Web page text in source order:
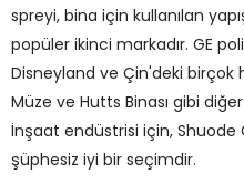
spreyi, bina için kullanılan
popüler ikinci markadır. GE
Disneyland ve Çin'deki birçok
Müze ve Hutts Binası gibi
İnşaat endüstrisi için, Shuode
şüphesiz iyi bir seçimdir.